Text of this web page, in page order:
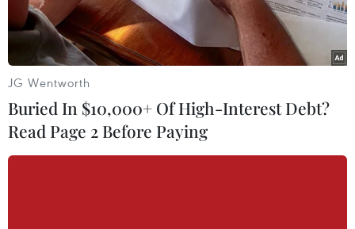
JG Wentworth
Buried In $10,000+ Of High-Interest Debt?
Read Page 2 Before Paying